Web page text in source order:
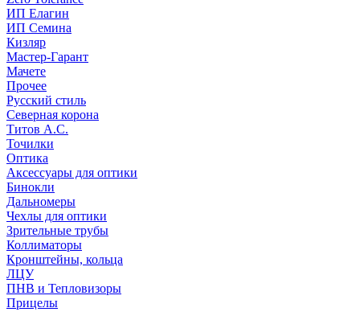
ИП Елагин
ИП Семина
Кизляр
Мастер-Гарант
Мачете
Прочее
Русский стиль
Северная корона
Титов А.С.
Точилки
Оптика
Аксессуары для оптики
Бинокли
Дальномеры
Чехлы для оптики
Зрительные трубы
Коллиматоры
Кронштейны, кольца
ЛЦУ
ПНВ и Тепловизоры
Прицелы